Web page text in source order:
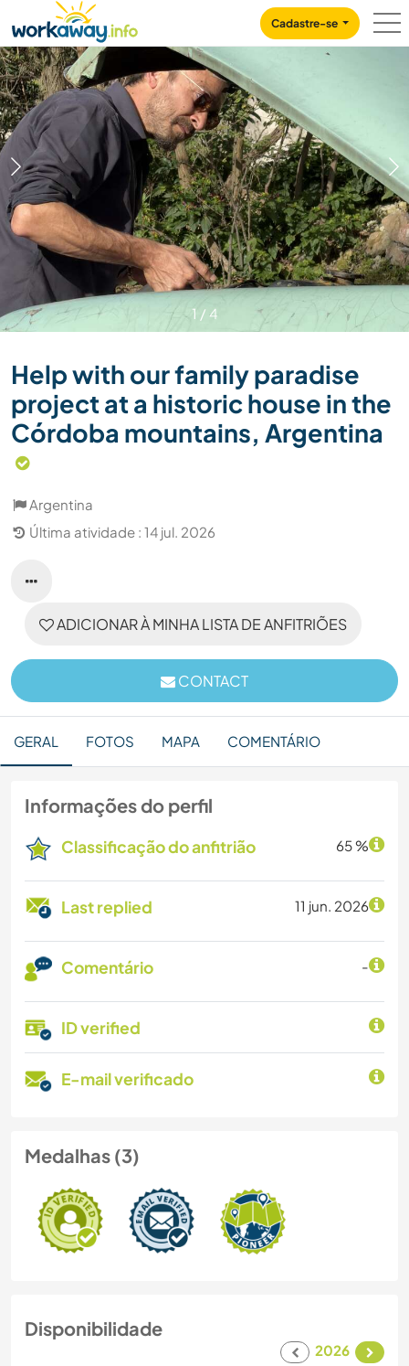
CONTENT
MAIN NAVIGATION
Cadastre-se
1 / 4
Help with our family paradise
project at a historic house in the
Córdoba mountains, Argentina
Argentina
Última atividade : 14 jul. 2026
ADICIONAR À MINHA LISTA DE ANFITRIÕES
CONTACT
GERAL FOTOS MAPA COMENTÁRIO
Informações do perfil
Classificação do anfitrião 65 %
Last replied 11 jun. 2026
Comentário -
ID verified
E-mail verificado
Medalhas (3)
Disponibilidade
2026